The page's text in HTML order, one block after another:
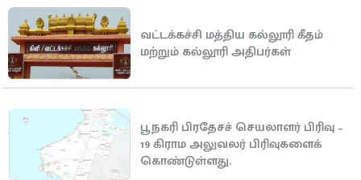
வட்டக்கச்சி மத்திய கல்லூரி கீதம்
மற்றும் கல்லூரி அதிபர்கள்
பூநகரி பிரதேசச் செயலாளர் பிரிவு –
19 கிராம அலுவலர் பிரிவுகளைக்
கொண்டுள்ளது.